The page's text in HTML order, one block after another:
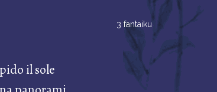
3 fantaiku
il sole